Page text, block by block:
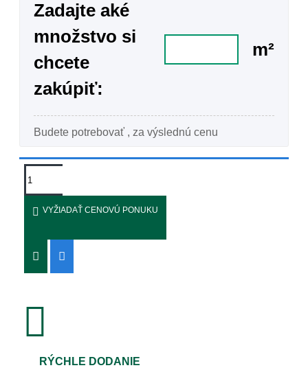
Zadajte aké
množstvo si
chcete
zakúpiť:
m²
Budete potrebovať , za výslednú cenu
VYŽIADAŤ CENOVÚ PONUKU
RÝCHLE DODANIE